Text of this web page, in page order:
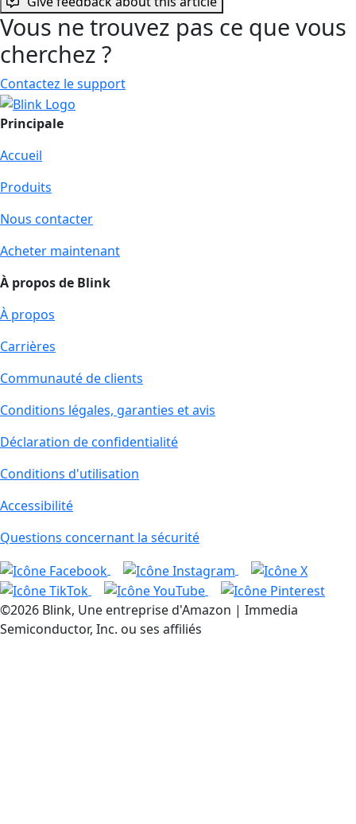
Vous ne trouvez pas ce que vous
cherchez ?
Contactez le support
Principale
Accueil
Produits
Nous contacter
Acheter maintenant
À propos de Blink
À propos
Carrières
Communauté de clients
Conditions légales, garanties et avis
Déclaration de confidentialité
Conditions d'utilisation
Accessibilité
Questions concernant la sécurité
©2026 Blink, Une entreprise d'Amazon | Immedia
Semiconductor, Inc. ou ses affiliés